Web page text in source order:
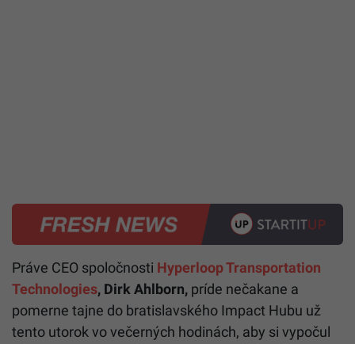
Práve CEO spoločnosti Hyperloop Transportation
Technologies, Dirk Ahlborn, príde nečakane a
pomerne tajne do bratislavského Impact Hubu už
tento utorok vo večerných hodinách, aby si vypočul